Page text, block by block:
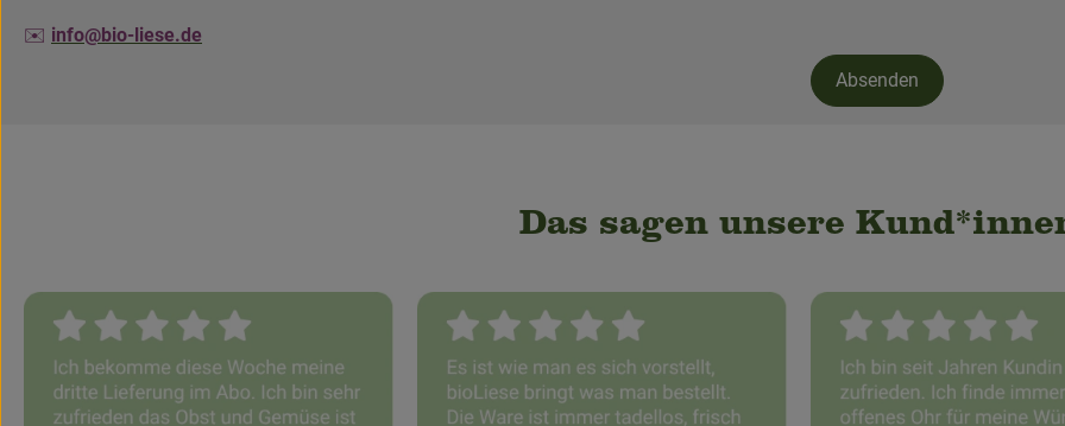
✉️ info@bio-liese.de
Absenden
Das sagen unsere